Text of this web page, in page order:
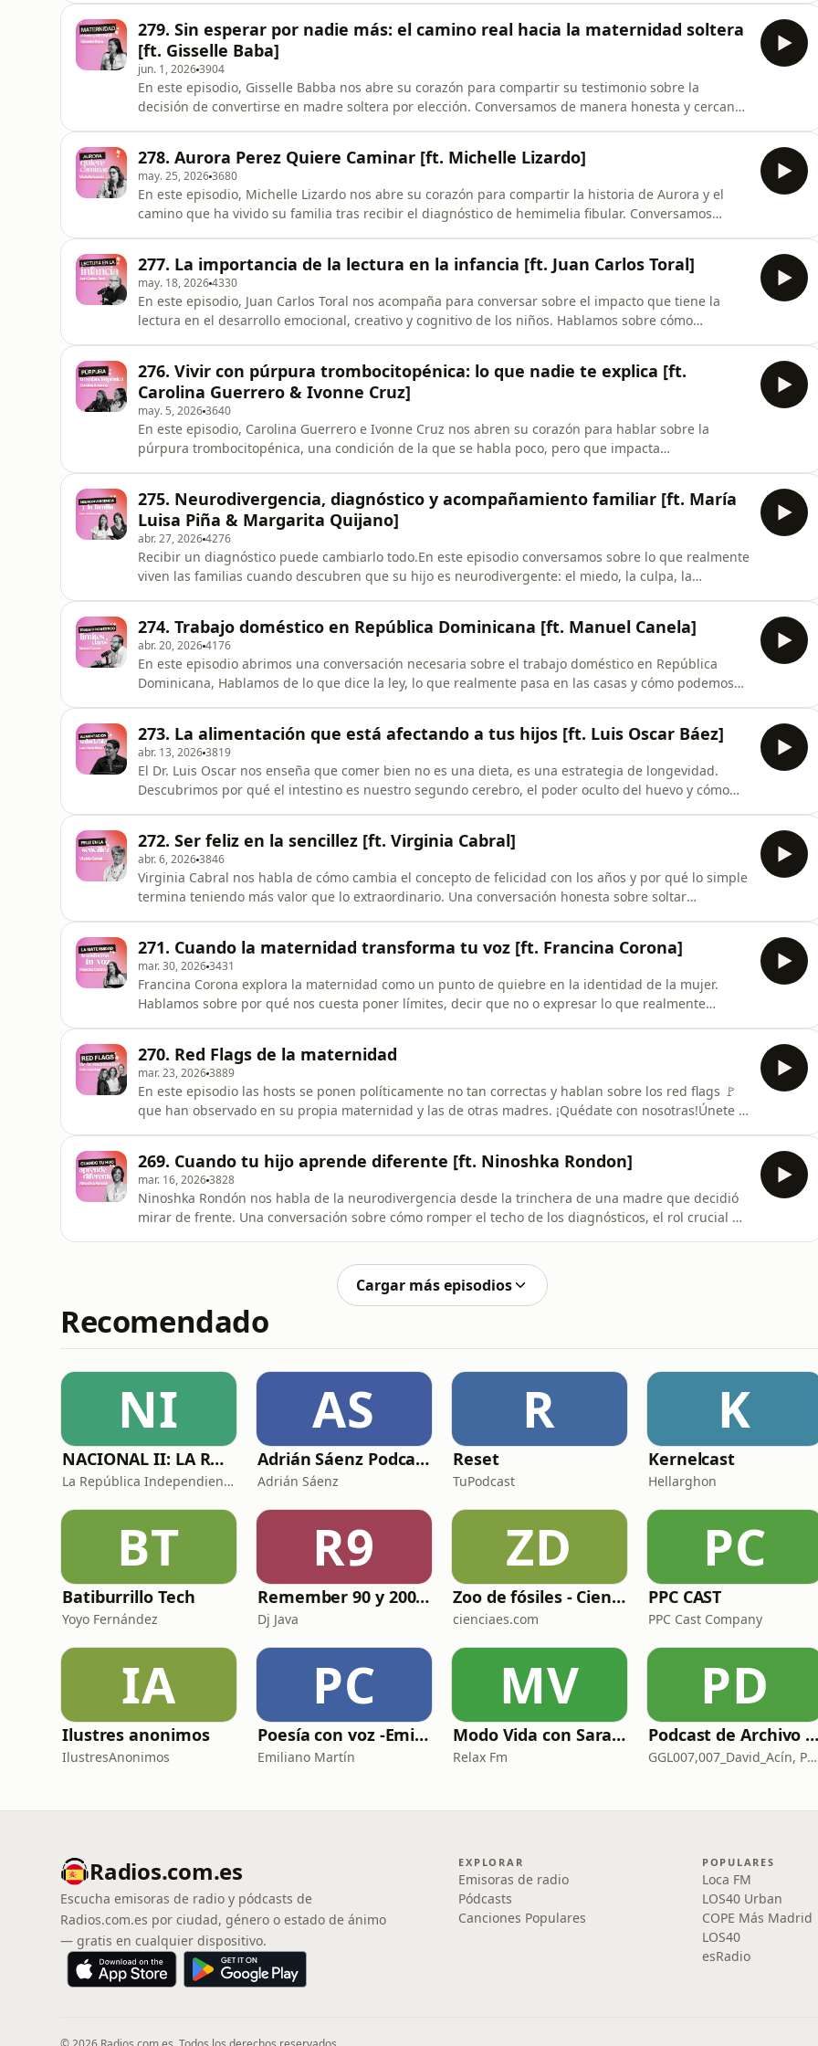
conversación honesta y ne
279. Sin esperar por nadie más: el camino real hacia la maternidad soltera
[ft. Gisselle Baba]
jun. 1, 20263904
En este episodio, Gisselle Babba nos abre su corazón para compartir su testimonio sobre la
decisión de convertirse en madre soltera por elección. Conversamos de manera honesta y cercana
conversación madura
278. Aurora Perez Quiere Caminar [ft. Michelle Lizardo]
may. 25, 20263680
En este episodio, Michelle Lizardo nos abre su corazón para compartir la historia de Aurora y el
camino que ha vivido su familia tras recibir el diagnóstico de hemimelia fibular. Conversamos
sobre resiliencia, e
277. La importancia de la lectura en la infancia [ft. Juan Carlos Toral]
may. 18, 20264330
En este episodio, Juan Carlos Toral nos acompaña para conversar sobre el impacto que tiene la
lectura en el desarrollo emocional, creativo y cognitivo de los niños. Hablamos sobre cómo
historias.También exploramos los retos de
276. Vivir con púrpura trombocitopénica: lo que nadie te explica [ft.
Carolina Guerrero & Ivonne Cruz]
may. 5, 20263640
En este episodio, Carolina Guerrero e Ivonne Cruz nos abren su corazón para hablar sobre la
púrpura trombocitopénica, una condición de la que se habla poco, pero que impacta
¡Quédate con nosotras!Únete a nuestro
275. Neurodivergencia, diagnóstico y acompañamiento familiar [ft. María
Luisa Piña & Margarita Quijano]
abr. 27, 20264276
Recibir un diagnóstico puede cambiarlo todo.En este episodio conversamos sobre lo que realmente
viven las familias cuando descubren que su hijo es neurodivergente: el miedo, la culpa, la
humano entre familia, colegio y espe
274. Trabajo doméstico en República Dominicana [ft. Manuel Canela]
abr. 20, 20264176
En este episodio abrimos una conversación necesaria sobre el trabajo doméstico en República
Dominicana, Hablamos de lo que dice la ley, lo que realmente pasa en las casas y cómo podemos
273. La alimentación que está afectando a tus hijos [ft. Luis Oscar Báez]
abr. 13, 20263819
El Dr. Luis Oscar nos enseña que comer bien no es una dieta, es una estrategia de longevidad.
Descubrimos por qué el intestino es nuestro segundo cerebro, el poder oculto del huevo y cómo
272. Ser feliz en la sencillez [ft. Virginia Cabral]
abr. 6, 20263846
Virginia Cabral nos habla de cómo cambia el concepto de felicidad con los años y por qué lo simple
termina teniendo más valor que lo extraordinario. Una conversación honesta sobre soltar
271. Cuando la maternidad transforma tu voz [ft. Francina Corona]
mar. 30, 20263431
Francina Corona explora la maternidad como un punto de quiebre en la identidad de la mujer.
Hablamos sobre por qué nos cuesta poner límites, decir que no o expresar lo que realmente
utm_medium=unknown&amp;utm_source=join_link&amp;utm_campai
270. Red Flags de la maternidad
mar. 23, 20263889
En este episodio las hosts se ponen políticamente no tan correctas y hablan sobre los red flags 🚩
que han observado en su propia maternidad y las de otras madres. ¡Quédate con nosotras!Únete a
269. Cuando tu hijo aprende diferente [ft. Ninoshka Rondon]
mar. 16, 20263828
Ninoshka Rondón nos habla de la neurodivergencia desde la trinchera de una madre que decidió
mirar de frente. Una conversación sobre cómo romper el techo de los diagnósticos, el rol crucial de
Cargar más episodios
Recomendado
NI
NACIONAL II: LA RUTA DEL EXILIO
La República Independiente de la Radio
AS
Adrián Sáenz Podcast
Adrián Sáenz
R
Reset
TuPodcast
K
Kernelcast
Hellarghon
BT
Batiburrillo Tech
Yoyo Fernández
R9
Remember 90 y 2000 en PLAY WITH ME by Dj Java
Dj Java
ZD
Zoo de fósiles - Cienciaes.com
cienciaes.com
PC
PPC CAST
PPC Cast Company
IA
Ilustres anonimos
IlustresAnonimos
PC
Poesía con voz -Emiliano Martín- Podcasts
Emiliano Martín
MV
Modo Vida con Sara Manzaneque
Relax Fm
PD
Podcast de Archivo 007
GGL007,007_David_Acín, Pablo_Ortega, 58, AlbertoBond y Claalc
Radios.com.es
Escucha emisoras de radio y pódcasts de
Radios.com.es por ciudad, género o estado de ánimo
— gratis en cualquier dispositivo.
EXPLORAR
Emisoras de radio
Pódcasts
Canciones Populares
POPULARES
Loca FM
LOS40 Urban
COPE Más Madrid
LOS40
esRadio